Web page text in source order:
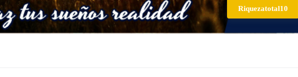
Riquezatotal10